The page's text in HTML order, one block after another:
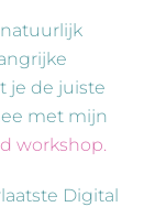
je de juiste
met mijn
workshop.
Digital